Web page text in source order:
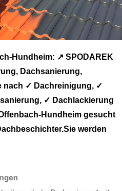
Hundheim: ↗️ SPODAREK
Dachsanierung,
nach ✓ Dachreinigung, ✓
✓ Dachlackierung
Hundheim gesucht
werden